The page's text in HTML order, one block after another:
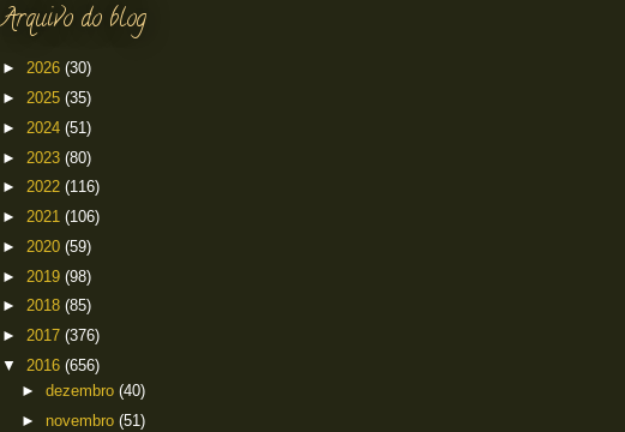
Arquivo do blog
► 2026 (30)
► 2025 (35)
► 2024 (51)
► 2023 (80)
► 2022 (116)
► 2021 (106)
► 2020 (59)
► 2019 (98)
► 2018 (85)
► 2017 (376)
▼ 2016 (656)
► dezembro (40)
► novembro (51)